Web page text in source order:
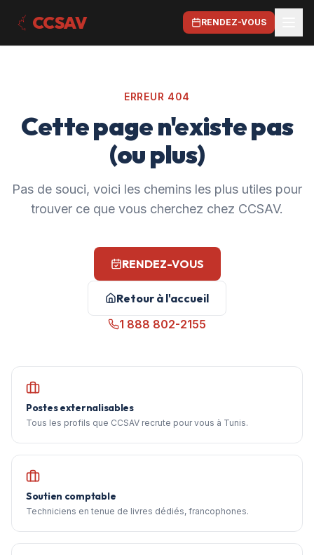
CCSAV RENDEZ-VOUS
ERREUR 404
Cette page n'existe pas
(ou plus)
Pas de souci, voici les chemins les plus utiles pour
trouver ce que vous cherchez chez CCSAV.
RENDEZ-VOUS
Retour à l'accueil
1 888 802-2155
Postes externalisables
Tous les profils que CCSAV recrute pour vous à Tunis.
Soutien comptable
Techniciens en tenue de livres dédiés, francophones.